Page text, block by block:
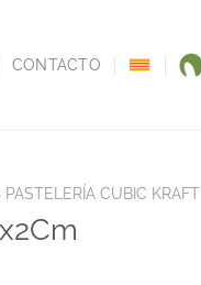
CONTACTO
PASTELERÍA CUBIC KRAFT